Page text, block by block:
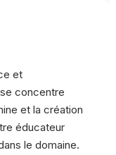
et
concentre
et la création
éducateur
le domaine.